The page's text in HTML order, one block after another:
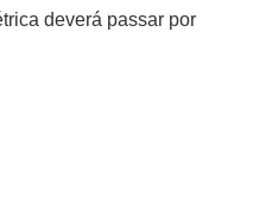
deverá passar por